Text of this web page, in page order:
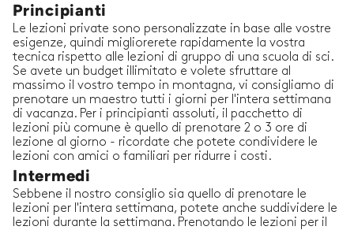
Principianti
Le lezioni private sono personalizzate in base alle vostre
esigenze, quindi migliorerete rapidamente la vostra
tecnica rispetto alle lezioni di gruppo di una scuola di sci.
Se avete un budget illimitato e volete sfruttare al
massimo il vostro tempo in montagna, vi consigliamo di
prenotare un maestro tutti i giorni per l'intera settimana
di vacanza. Per i principianti assoluti, il pacchetto di
lezioni più comune è quello di prenotare 2 o 3 ore di
lezione al giorno - ricordate che potete condividere le
lezioni con amici o familiari per ridurre i costi.
Intermedi
Sebbene il nostro consiglio sia quello di prenotare le
lezioni per l'intera settimana, potete anche suddividere le
lezioni durante la settimana. Prenotando le lezioni per il